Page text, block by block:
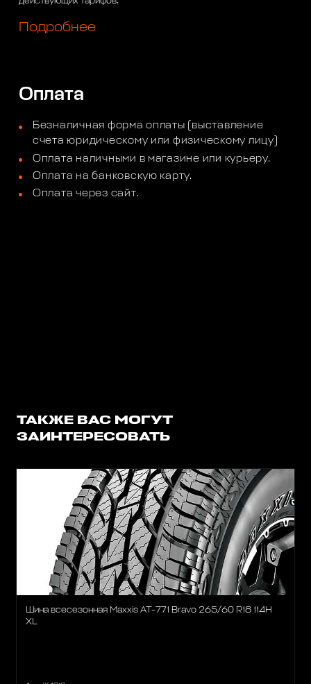
Подробнее
Оплата
Безналичная форма оплаты (выставление
счета юридическому или физическому лицу)
Оплата наличными в магазине или курьеру.
Оплата на банковскую карту.
Оплата через сайт.
ТАКЖЕ ВАС МОГУТ
ЗАИНТЕРЕСОВАТЬ
Шина всесезонная Maxxis AT-771 Bravo 265/60 R18 114H
XL